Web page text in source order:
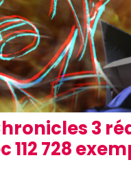
3
112 728